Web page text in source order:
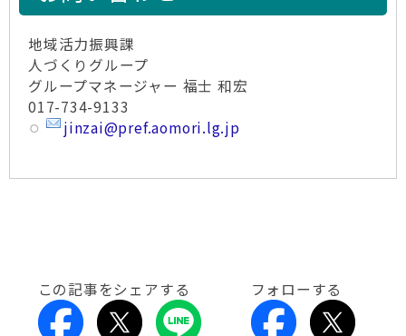
地域活力振興課
人づくりグループ
グループマネージャー 福士 和宏
017-734-9133
jinzai@pref.aomori.lg.jp
この記事をシェアする フォローする